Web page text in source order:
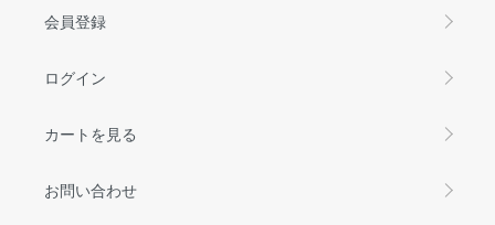
会員登録
ログイン
カートを見る
お問い合わせ